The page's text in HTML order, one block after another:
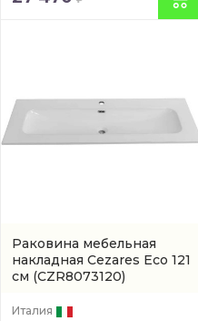
Раковина мебельная
накладная Cezares Eco 121
см (CZR8073120)
Италия